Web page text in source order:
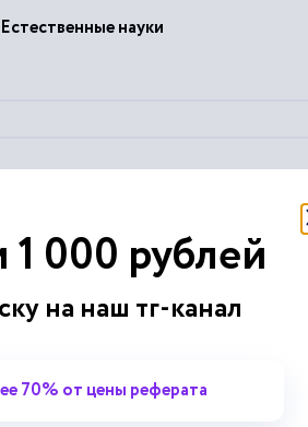
науки
матрицы равен нулю, для остальных...
к приведениюматрицы
диагональныхэлементов....
000 рублей
на наш тг-канал
70% от цены реферата